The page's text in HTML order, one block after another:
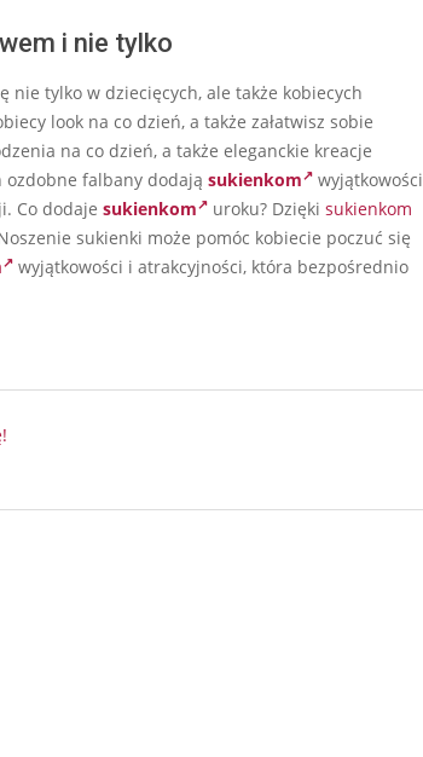
i nie tylko
tylko w dziecięcych, ale także kobiecych
look na co dzień, a także załatwisz sobie
na co dzień, a także eleganckie kreacje
ozdobne falbany dodają sukienkom
wyjątkowości
Co dodaje sukienkom uroku? Dzięki sukienkom
sukienki może pomóc kobiecie poczuć się
wyjątkowości i atrakcyjności, która bezpośrednio